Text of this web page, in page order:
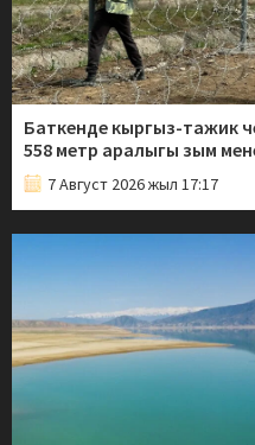
Баткенде кыргыз-тажик
558 метр аралыгы зым
7 Август 2026 жыл 17:17